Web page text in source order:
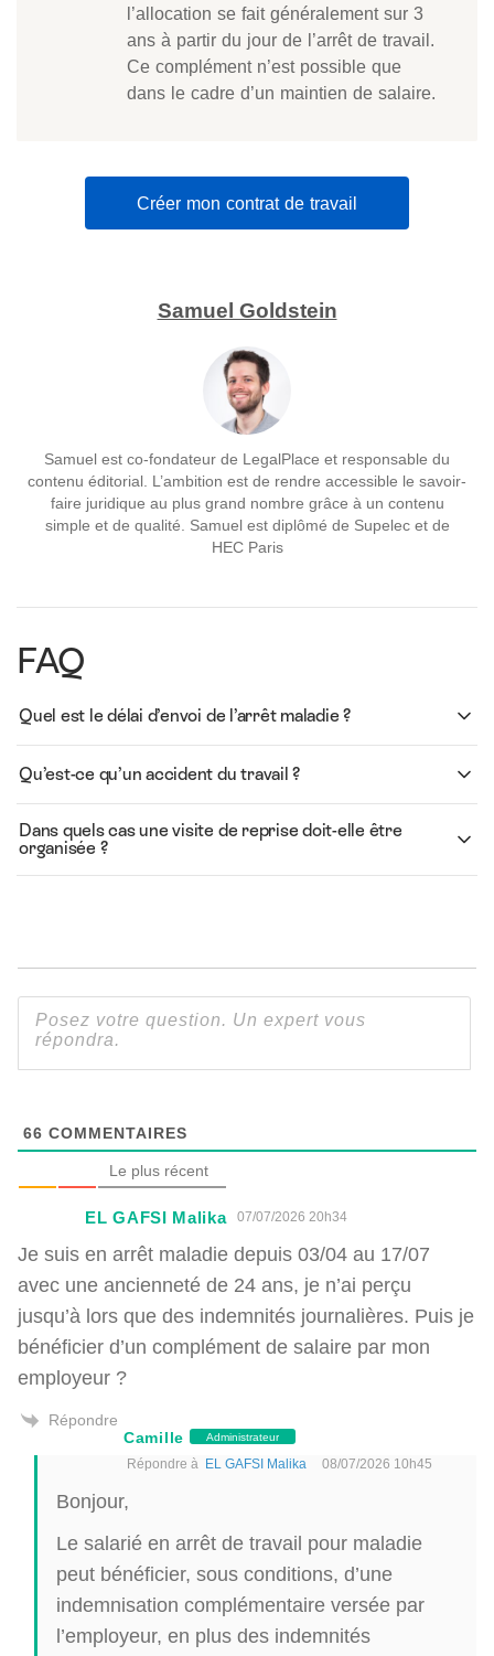
l’allocation se fait généralement sur 3
ans à partir du jour de l’arrêt de travail.
Ce complément n’est possible que
dans le cadre d’un maintien de salaire.
Créer mon contrat de travail
Samuel Goldstein
Samuel est co-fondateur de LegalPlace et responsable du
contenu éditorial. L’ambition est de rendre accessible le savoir-
faire juridique au plus grand nombre grâce à un contenu
simple et de qualité. Samuel est diplômé de Supelec et de
HEC Paris
FAQ
Quel est le délai d’envoi de l’arrêt maladie ?
Qu’est-ce qu’un accident du travail ?
Dans quels cas une visite de reprise doit-elle être
organisée ?
66 COMMENTAIRES
Le plus récent
EL GAFSI Malika 07/07/2026 20h34
Je suis en arrêt maladie depuis 03/04 au 17/07
avec une ancienneté de 24 ans, je n’ai perçu
jusqu’à lors que des indemnités journalières. Puis je
bénéficier d’un complément de salaire par mon
employeur ?
Répondre
Camille
Administrateur
Répondre à EL GAFSI Malika 08/07/2026 10h45
Bonjour,
Le salarié en arrêt de travail pour maladie
peut bénéficier, sous conditions, d’une
indemnisation complémentaire versée par
l’employeur, en plus des indemnités